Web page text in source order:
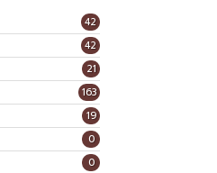
42
42
21
163
19
0
0